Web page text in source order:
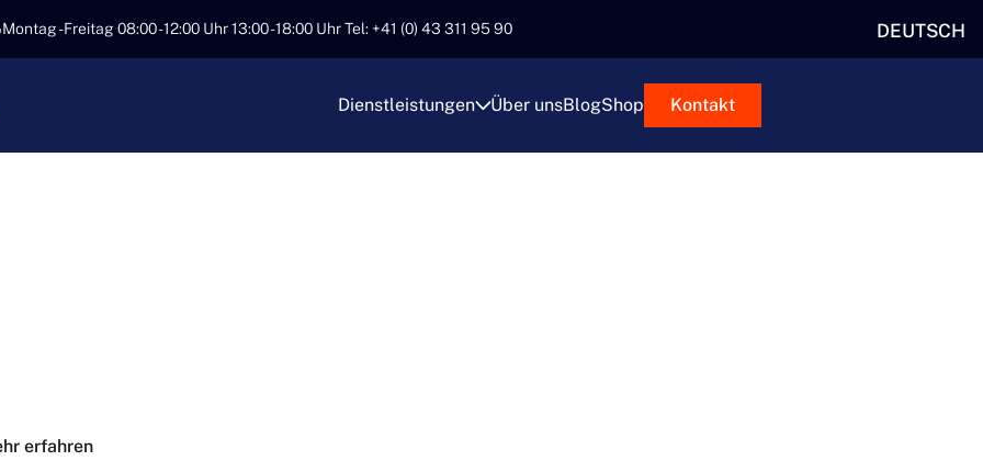
Montag - Freitag 08:00 - 12:00 Uhr 13:00 - 18:00 Uhr Tel: +41 (0) 43 311 95 90
Dienstleistungen Über unsBlogShop
DEUTSCH
Kontakt
erfahren